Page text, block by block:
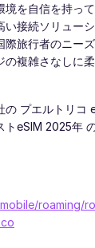
境を自信を持っ
接続ソリュー
旅行者のニーズ
複雑さなしに
プエルトリコ
トeSIM 2025年
roaming/